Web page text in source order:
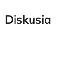
Diskusia